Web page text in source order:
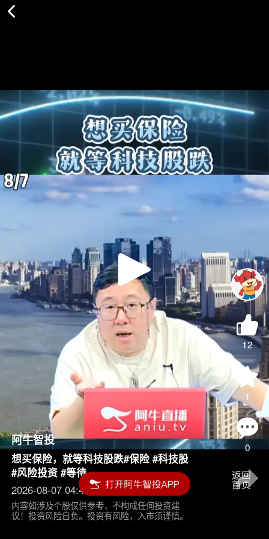
Play
Video
12
1
0
阿牛智投
想买保险，就等科技股跌#保险 #科技股
#风险投资 #等待
2026-08-07 04:45
内容如涉及个股仅供参考，不构成任何投资建
议！投资风险自负。投资有风险，入市须谨慎。